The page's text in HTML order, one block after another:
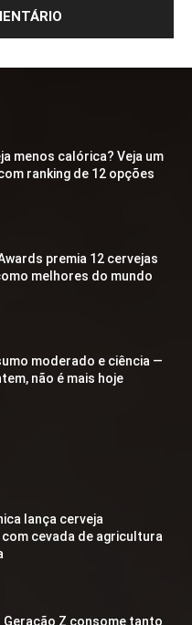
menos calórica? Veja um
ranking de 12 opções
premia 12 cervejas
melhores do mundo
moderado e ciência —
não é mais hoje
lança cerveja
cevada de agricultura
Geração Z consome tanto